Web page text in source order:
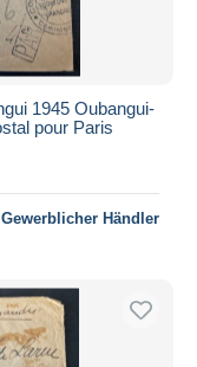
1945 Oubangui-
pour Paris
Gewerblicher Händler